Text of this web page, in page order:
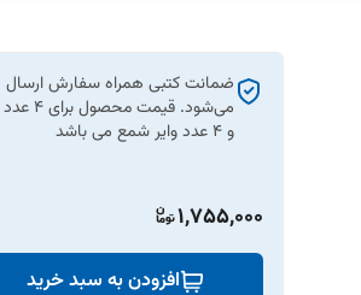
ضمانت کتبی همراه سفارش ارسال
می‌شود. قیمت
و 4 عدد وایر شمع می باشد
1,755,000
افزودن به سبد خرید